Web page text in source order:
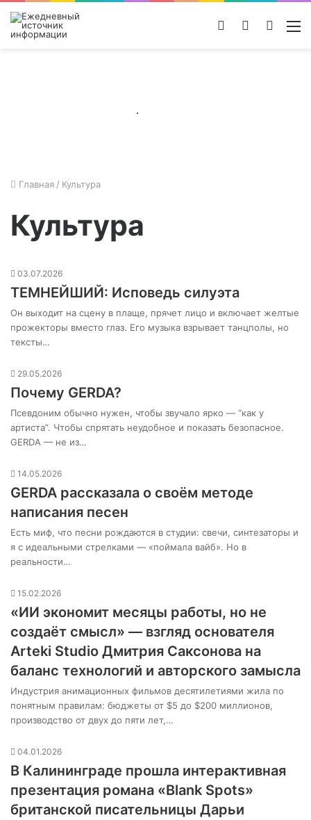
Поиск
Switch
Войти
Главная / Культура
Культура
03.07.2026
ТЕМНЕЙШИЙ: Исповедь силуэта
Он выходит на сцену в плаще, прячет лицо и включает желтые
прожекторы вместо глаз. Его музыка взрывает танцполы, но
тексты…
29.05.2026
Почему GERDA?
Псевдоним обычно нужен, чтобы звучало ярко — “как у
артиста”. Чтобы спрятать неудобное и показать безопасное.
GERDA — не из…
14.05.2026
GERDA рассказала о своём методе
написания песен
Есть миф, что песни рождаются в студии: свечи, синтезаторы и
я с идеальными стрелками — «поймала вайб». Но в
реальности…
15.02.2026
«ИИ экономит месяцы работы, но не
создаёт смысл» — взгляд основателя
Arteki Studio Дмитрия Саксонова на
баланс технологий и авторского замысла
Индустрия анимационных фильмов десятилетиями жила по
понятным правилам: бюджеты от $5 до $200 миллионов,
производство от двух до пяти лет,…
04.01.2026
В Калининграде прошла интерактивная
презентация романа «Blank Spots»
британской писательницы Дарьи